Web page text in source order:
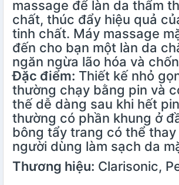
massage để làn da thẩm
chất, thúc đẩy hiệu quả
tinh chất. Máy massage
đến cho bạn một làn da
ngăn ngừa lão hóa và
Đặc điểm: Thiết kế nhỏ
thường chạy bằng pin và
thế dễ dàng sau khi hết
thường có phần khung ở
bông tẩy trang có thể
người dùng làm sạch da
Thương hiệu: Clarisonic,